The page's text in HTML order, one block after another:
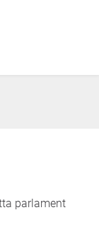
parlament